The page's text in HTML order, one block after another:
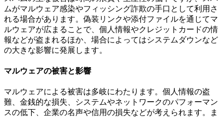
ムがマルウェア感染やフィッシング詐欺の手口として利用さ
れる場合があります。偽装リンクや添付ファイルを通じてマ
ルウェアが広まることで、個人情報やクレジットカードの情
報などが盗まれるほか、場合によってはシステムダウンなど
の大きな影響に発展します。
マルウェアの被害と影響
マルウェアによる被害は多岐にわたります。個人情報の盗
難、金銭的な損失、システムやネットワークのパフォーマン
スの低下、企業の名声や信用の損失などが考えられます。ま